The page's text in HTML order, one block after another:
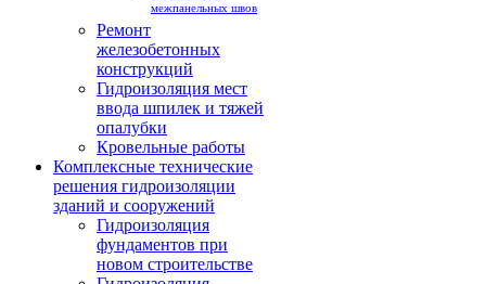
межпанельных швов
Ремонт
железобетонных
конструкций
Гидроизоляция мест
ввода шпилек и тяжей
опалубки
Кровельные работы
Комплексные технические
решения гидроизоляции
зданий и сооружений
Гидроизоляция
фундаментов при
новом строительстве